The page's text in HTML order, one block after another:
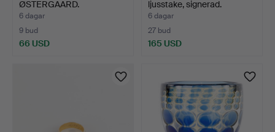
ØSTERGAARD.
klädhängare, …
6 dagar
9 bud
66 USD
ljusstake, signerad.
6 dagar
27 bud
165 USD